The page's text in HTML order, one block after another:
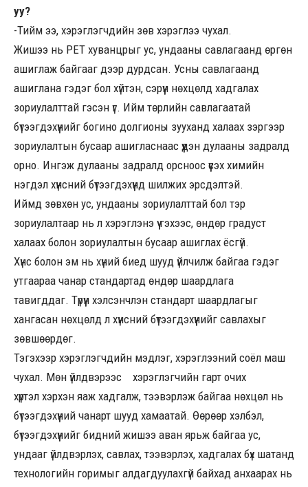
уу?
-Тийм ээ, хэрэглэгчдийн зөв хэрэглээ чухал.
Жишээ нь PET хуванцрыг ус, ундааны савлагаанд өргөн
ашиглаж байгааг дээр дурдсан. Усны савлагаанд
ашиглана гэдэг бол хүйтэн, сэрүүн нөхцөлд хадгалах
зориулалттай гэсэн үг. Ийм төрлийн савлагаатай
бүтээгдэхүүнийг богино долгионы зууханд халаах зэргээр
зориулалтын бусаар ашигласнаас үүдэн дулааны задралд
орно. Ингэж дулааны задралд орсноос үүсэх химийн
нэгдэл хүнсний бүтээгдэхүүнд шилжих эрсдэлтэй.
Иймд зөвхөн ус, ундааны зориулалттай бол тэр
зориулалтаар нь л хэрэглэнэ үү гэхээс, өндөр градуст
халаах болон зориулалтын бусаар ашиглах ёсгүй.
Хүнс болон эм нь хүний биед шууд үйлчилж байгаа гэдэг
утгаараа чанар стандартад өндөр шаардлага
тавигддаг. Түрүүн хэлсэнчлэн стандарт шаардлагыг
хангасан нөхцөлд л хүнсний бүтээгдэхүүнийг савлахыг
зөвшөөрдөг.
Тэгэхээр хэрэглэгчдийн мэдлэг, хэрэглээний соёл маш
чухал. Мөн үйлдвэрээс хэрэглэгчийн гарт очих
хүртэл хэрхэн яаж хадгалж, тээвэрлэж байгаа нөхцөл нь
бүтээгдэхүүний чанарт шууд хамаатай. Өөрөөр хэлбэл,
бүтээгдэхүүнийг бидний жишээ аван ярьж байгаа ус,
ундааг үйлдвэрлэх, савлах, тээвэрлэх, хадгалах бүх шатанд
технологийн горимыг алдагдуулахгүй байхад анхаарах нь